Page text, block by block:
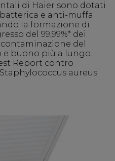
di Haier sono dotati
e anti-muffa
la formazione di
del 99,99%* dei
del
e buono più a lungo.
Report contro
aureus